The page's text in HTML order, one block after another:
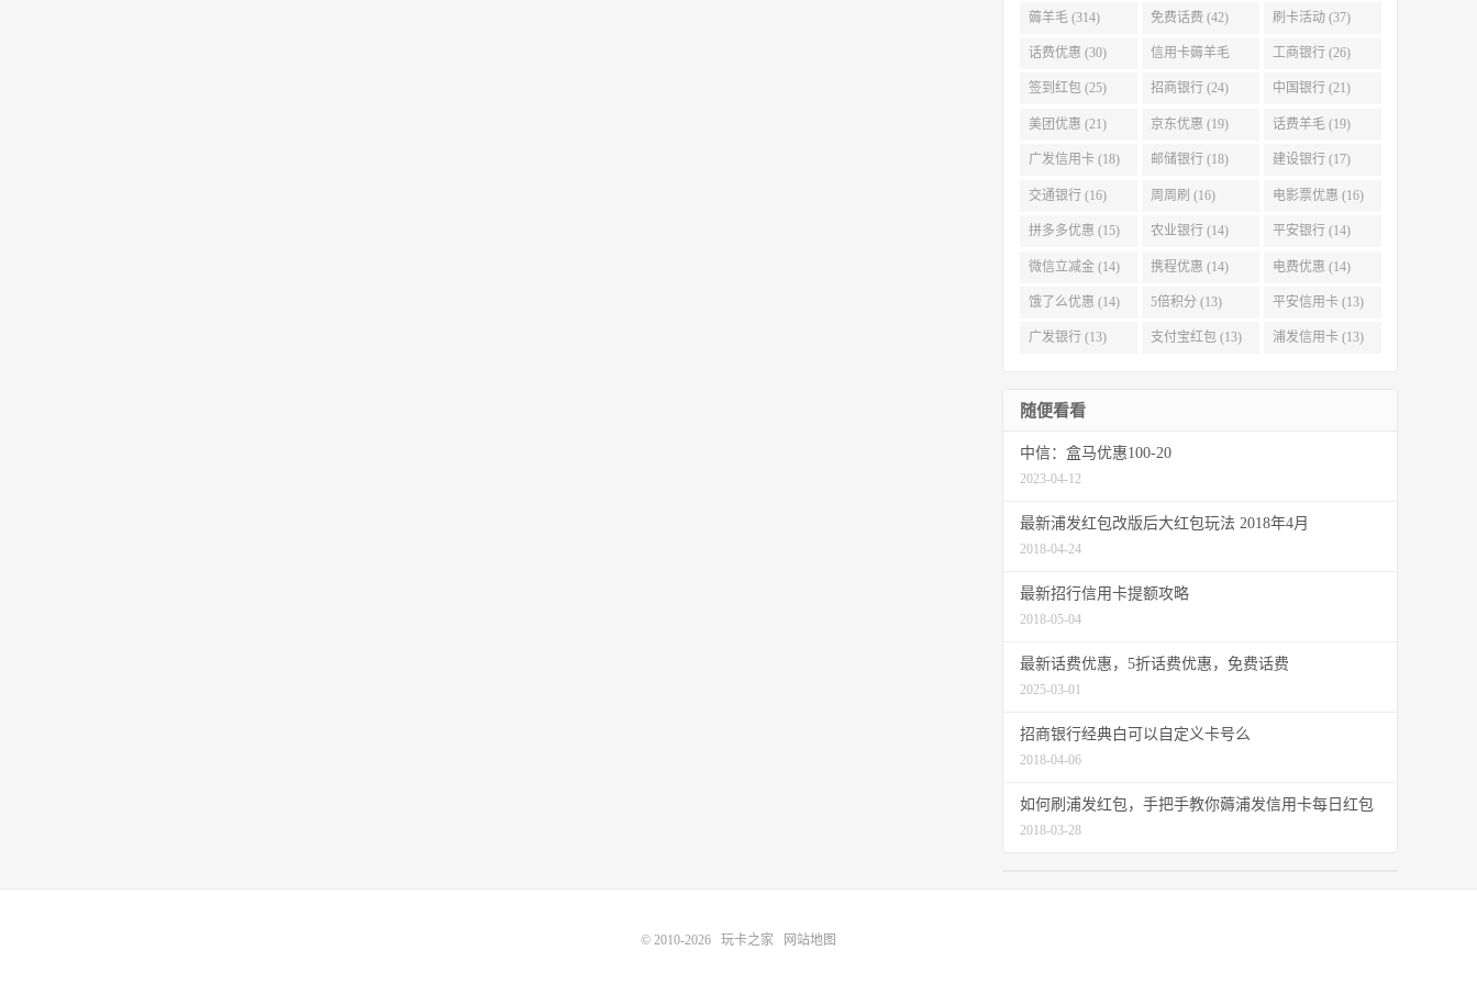
薅羊毛 (314) 免费话费 (42) 刷卡活动 (37)
话费优惠 (30) 信用卡薅羊毛
(29)
工商银行 (26)
签到红包 (25) 招商银行 (24) 中国银行 (21)
美团优惠 (21) 京东优惠 (19) 话费羊毛 (19)
广发信用卡 (18) 邮储银行 (18) 建设银行 (17)
交通银行 (16) 周周刷 (16) 电影票优惠 (16)
拼多多优惠 (15) 农业银行 (14) 平安银行 (14)
微信立减金 (14) 携程优惠 (14) 电费优惠 (14)
饿了么优惠 (14) 5倍积分 (13) 平安信用卡 (13)
广发银行 (13) 支付宝红包 (13) 浦发信用卡 (13)
随便看看
中信：盒马优惠100-20
2023-04-12
最新浦发红包改版后大红包玩法 2018年4月
2018-04-24
最新招行信用卡提额攻略
2018-05-04
最新话费优惠，5折话费优惠，免费话费
2025-03-01
招商银行经典白可以自定义卡号么
2018-04-06
如何刷浦发红包，手把手教你薅浦发信用卡每日红包
2018-03-28
© 2010-2026 玩卡之家 网站地图